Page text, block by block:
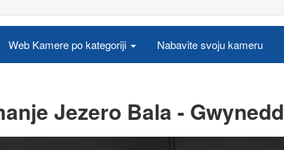
Web Kamere po kategoriji Nabavite svoju kameru
Jezero Bala - Gwynedd